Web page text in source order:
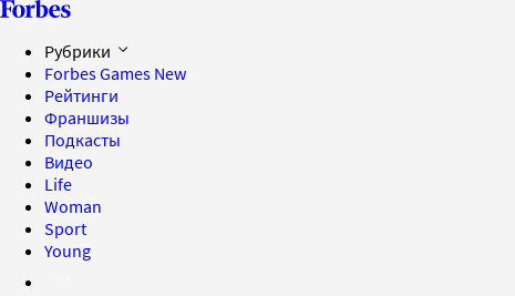
Рубрики
Forbes Games New
Рейтинги
Франшизы
Подкасты
Видео
Life
Woman
Sport
Young